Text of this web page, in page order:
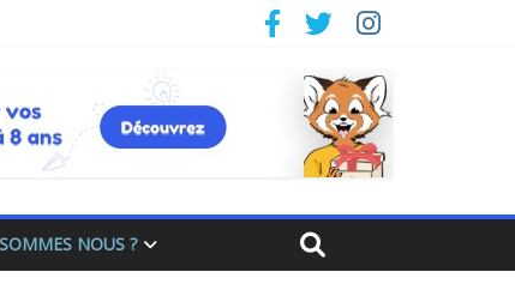
NOUS ?